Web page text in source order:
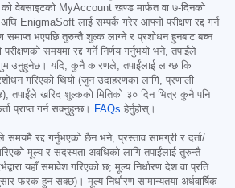
वेबसाइटको MyAccount खण्ड मार्फत वा ७-दिनको
अघि EnigmaSoft लाई सम्पर्क गरेर आफ्नो परीक्षण रद्द गर्न
समाप्त भएपछि तुरुन्तै शुल्क लाग्ने र प्रशोधन हुनबाट बच्न
समयमा रद्द गर्ने निर्णय गर्नुभयो भने, तपाईंले
यदि, कुनै कारणले, तपाईंलाई लाग्छ कि
गरिएको थियो (जुन उदाहरणका लागि, प्रणाली
तपाईंले खरिद शुल्कको मितिको ३० दिन भित्र कुनै पनि
प्राप्त गर्न सक्नुहुन्छ।
FAQs हेर्नुहोस्।
समयमै रद्द गर्नुभएको छैन भने, प्रस्ताव सामग्री र दर्ता/
मूल्य र सदस्यता अवधिको लागि तपाईंलाई तुरुन्तै
यहाँ समावेश गरिएको छ; मूल्य निर्धारण देश वा प्रति
फरक हुन सक्छ)। मूल्य निर्धारण सामान्यतया अर्धवार्षिक